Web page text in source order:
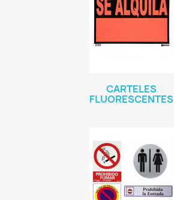
CARTELES
FLUORESCENTES